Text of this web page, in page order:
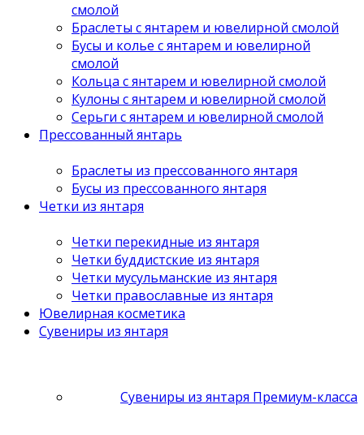
смолой
Браслеты с янтарем и ювелирной смолой
Бусы и колье с янтарем и ювелирной
смолой
Кольца с янтарем и ювелирной смолой
Кулоны с янтарем и ювелирной смолой
Серьги с янтарем и ювелирной смолой
Прессованный янтарь
Браслеты из прессованного янтаря
Бусы из прессованного янтаря
Четки из янтаря
Четки перекидные из янтаря
Четки буддистские из янтаря
Четки мусульманские из янтаря
Четки православные из янтаря
Ювелирная косметика
Сувениры из янтаря
Сувениры из янтаря Премиум-класса